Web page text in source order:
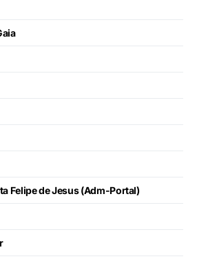
Felipe de Jesus (Adm-Portal)